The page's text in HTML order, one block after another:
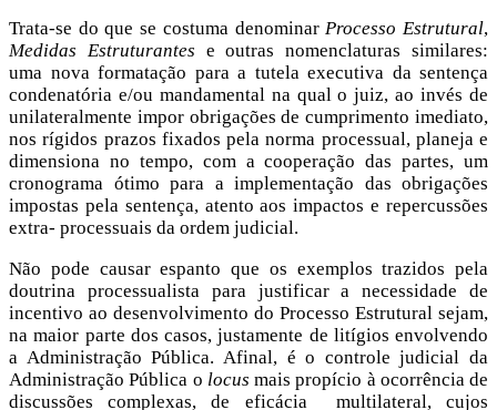
Trata-se do que se costuma denominarProcesso Estrutural,
Medidas Estruturantes e outras nomenclaturas similares:
uma nova formatação para a tutela executiva da sentença
condenatória e/ou mandamental na qual o juiz, ao invés de
unilateralmente impor obrigações de cumprimento imediato,
nos rígidos prazos fixados pela norma processual, planeja e
dimensiona no tempo, com a cooperação das partes, um
cronograma ótimo para a implementação das obrigações
impostas pela sentença, atento aos impactos e repercussões
extra- processuais da ordem judicial.
Não pode causar espanto que os exemplos trazidos pela
doutrina processualista para justificar a necessidade de
incentivo ao desenvolvimento do Processo Estrutural sejam,
na maior parte dos casos, justamente de litígios envolvendo
a Administração Pública. Afinal, é o controle judicial da
Administração Pública o locus mais propício à ocorrência de
discussões complexas, de eficácia multilateral, cujos